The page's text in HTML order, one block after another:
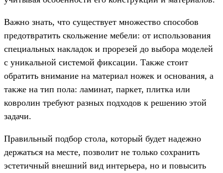
Важно знать, что существует множество способов
предотвратить скольжение мебели: от использования
специальных накладок и прорезей до выбора моделей
с уникальной системой фиксации. Также стоит
обратить внимание на материал ножек и основания, а
также на тип пола: ламинат, паркет, плитка или
ковролин требуют разных подходов к решению этой
задачи.
Правильный подбор стола, который будет надежно
держаться на месте, позволит не только сохранить
эстетичный внешний вид интерьера, но и повысить